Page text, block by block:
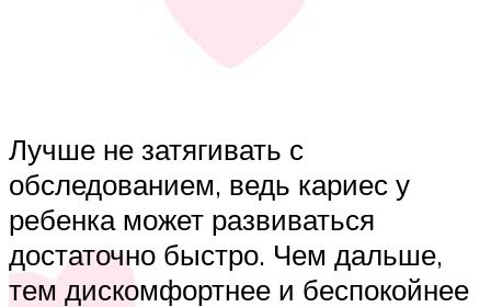
Лучше не затягивать с
обследованием, ведь кариес у
ребенка может развиваться
достаточно быстро. Чем дальше,
тем дискомфортнее и беспокойнее